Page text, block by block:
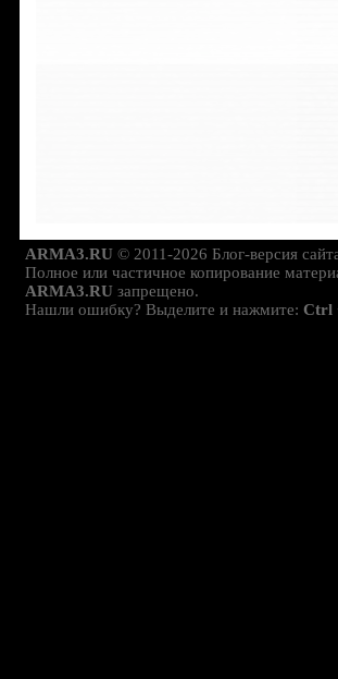
ARMA3.RU© 2011-2026 Блог-версия
Полное или частичное копирование
ARMA3.RUзапрещено.
Нашли ошибку? Выделите и нажмите: Ctrl